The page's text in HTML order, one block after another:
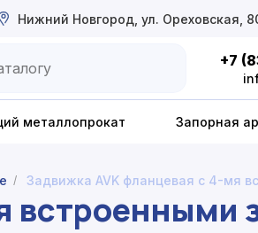
+7
металлопрокат Запорная
Нижний Новгород, ул. Ореховская,
/ Задвижка AVK фланцевая с 4-мя
встроенными